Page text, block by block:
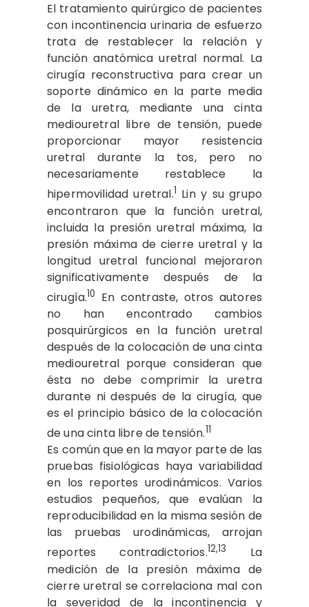
El tratamiento quirúrgico de pacientes
con incontinencia urinaria de esfuerzo
trata de restablecer la relación y
función anatómica uretral normal. La
cirugía reconstructiva para crear un
soporte dinámico en la parte media
de la uretra, mediante una cinta
mediouretral libre de tensión, puede
proporcionar mayor resistencia
uretral durante la tos, pero no
necesariamente restablece la
hipermovilidad uretral.1 Lin y su grupo
encontraron que la función uretral,
incluida la presión uretral máxima, la
presión máxima de cierre uretral y la
longitud uretral funcional mejoraron
significativamente después de la
cirugía.10 En contraste, otros autores
no han encontrado cambios
posquirúrgicos en la función uretral
después de la colocación de una cinta
mediouretral porque consideran que
ésta no debe comprimir la uretra
durante ni después de la cirugía, que
es el principio básico de la colocación
de una cinta libre de tensión.11
Es común que en la mayor parte de las
pruebas fisiológicas haya variabilidad
en los reportes urodinámicos. Varios
estudios pequeños, que evalúan la
reproducibilidad en la misma sesión de
las pruebas urodinámicas, arrojan
reportes contradictorios.12,13 La
medición de la presión máxima de
cierre uretral se correlaciona mal con
la severidad de la incontinencia y